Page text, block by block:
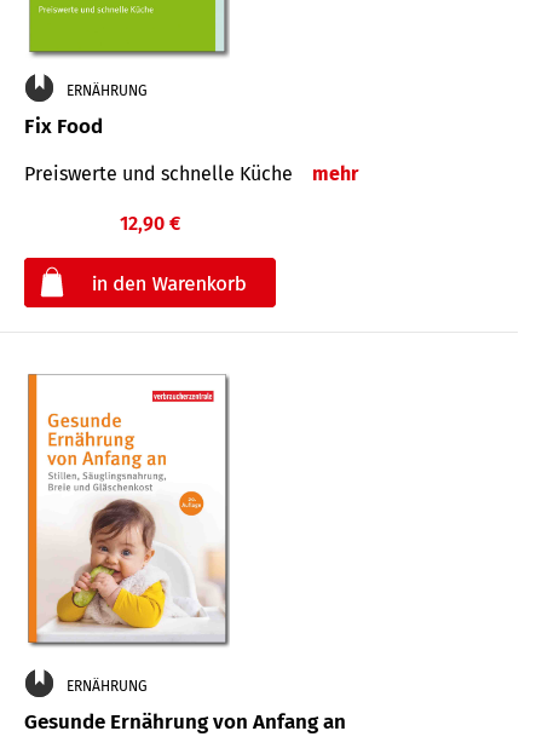
ERNÄHRUNG
Fix Food
Preiswerte und schnelle Küche mehr
12,90 €
ERNÄHRUNG
Gesunde Ernährung von Anfang an